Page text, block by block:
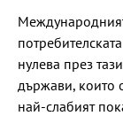
нулева през
държави, които
най-слабият